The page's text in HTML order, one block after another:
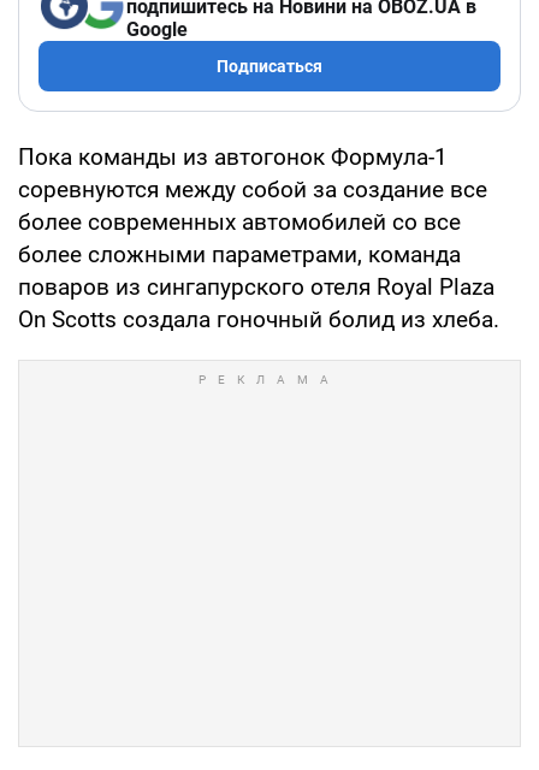
подпишитесь на Новини на OBOZ.UA в
Google
Подписаться
Пока команды из автогонок Формула-1
соревнуются между собой за создание все
более современных автомобилей со все
более сложными параметрами, команда
поваров из сингапурского отеля Royal Plaza
On Scotts создала гоночный болид из хлеба.